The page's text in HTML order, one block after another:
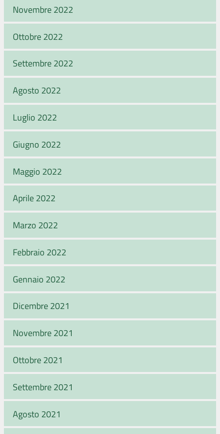
Novembre 2022
Ottobre 2022
Settembre 2022
Agosto 2022
Luglio 2022
Giugno 2022
Maggio 2022
Aprile 2022
Marzo 2022
Febbraio 2022
Gennaio 2022
Dicembre 2021
Novembre 2021
Ottobre 2021
Settembre 2021
Agosto 2021